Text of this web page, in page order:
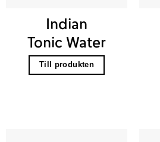
Indian
Tonic Water
Till produkten